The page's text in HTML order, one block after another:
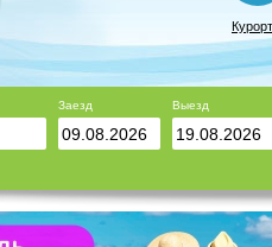
Заезд Выезд